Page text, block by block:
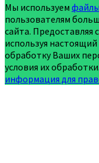
Мы используем
пользователям
сайта. Предоставляя
используя
обработку Ваших
условия их обработки.
информация для